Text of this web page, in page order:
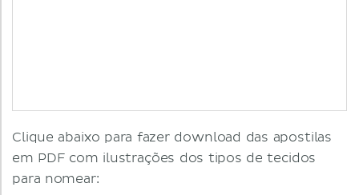
Clique abaixo para fazer download das apostilas
em PDF com ilustrações dos tipos de tecidos
para nomear: